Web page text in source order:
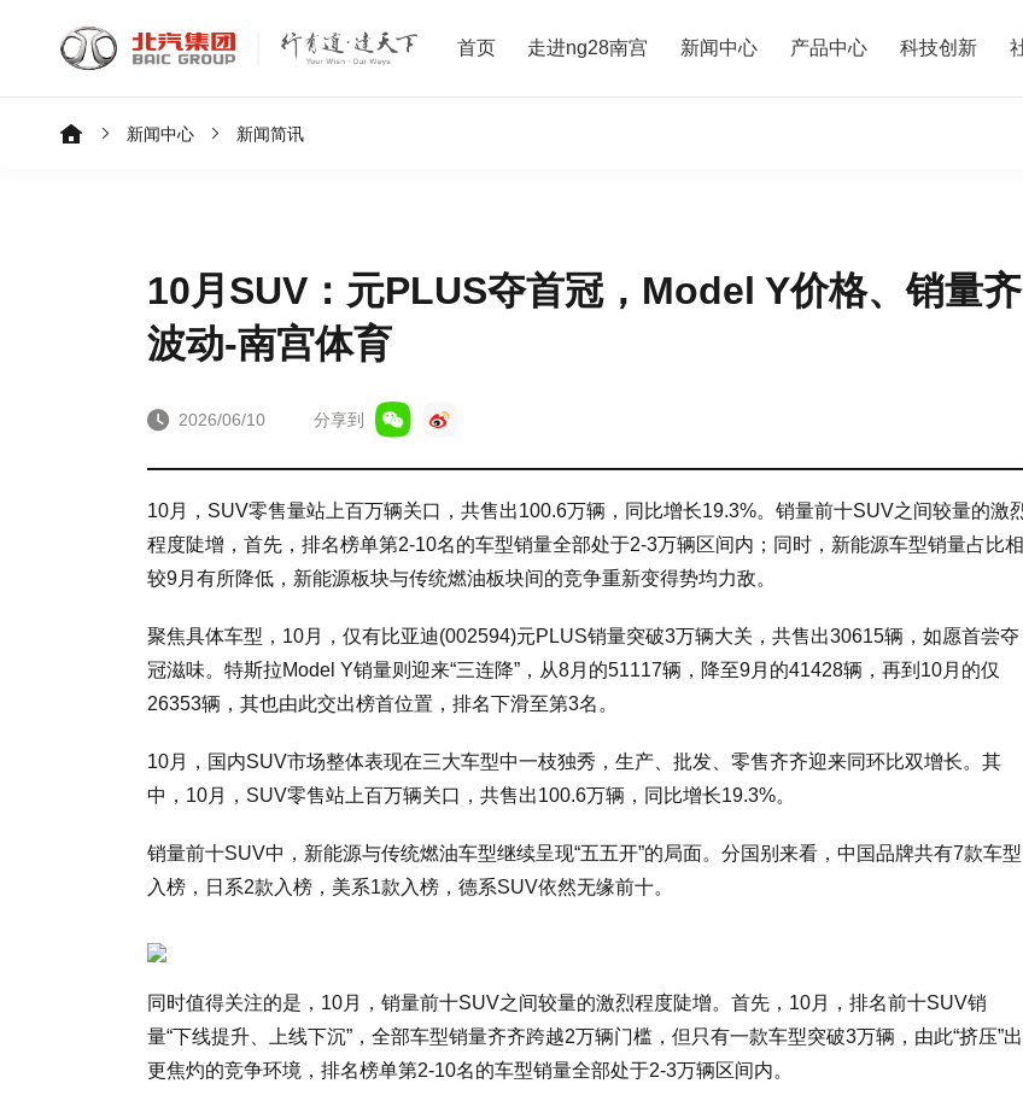
首页 走进ng28南宫 新闻中心 产品中心 科技创新
新闻中心 新闻简讯
10月SUV：元PLUS夺首冠，Model Y价格、销量齐
波动-南宫体育
2026/06/10 分享到
10月，SUV零售量站上百万辆关口，共售出100.6万辆，同比增长19.3%。销量前十SUV之间较量的激
程度陡增，首先，排名榜单第2-10名的车型销量全部处于2-3万辆区间内；同时，新能源车型销量占比相
较9月有所降低，新能源板块与传统燃油板块间的竞争重新变得势均力敌。
聚焦具体车型，10月，仅有比亚迪(002594)元PLUS销量突破3万辆大关，共售出30615辆，如愿首尝夺
冠滋味。特斯拉Model Y销量则迎来“三连降”，从8月的51117辆，降至9月的41428辆，再到10月的仅
26353辆，其也由此交出榜首位置，排名下滑至第3名。
10月，国内SUV市场整体表现在三大车型中一枝独秀，生产、批发、零售齐齐迎来同环比双增长。其
中，10月，SUV零售站上百万辆关口，共售出100.6万辆，同比增长19.3%。
销量前十SUV中，新能源与传统燃油车型继续呈现“五五开”的局面。分国别来看，中国品牌共有7款车型
入榜，日系2款入榜，美系1款入榜，德系SUV依然无缘前十。
同时值得关注的是，10月，销量前十SUV之间较量的激烈程度陡增。首先，10月，排名前十SUV销
量“下线提升、上线下沉”，全部车型销量齐齐跨越2万辆门槛，但只有一款车型突破3万辆，由此“挤压”出
更焦灼的竞争环境，排名榜单第2-10名的车型销量全部处于2-3万辆区间内。